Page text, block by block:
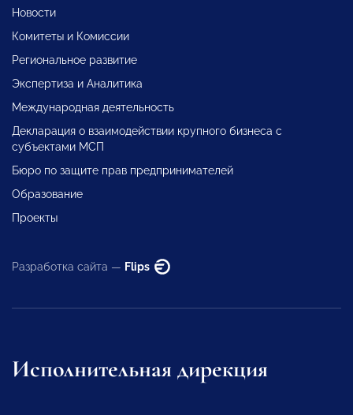
Новости
Комитеты и Комиссии
Региональное развитие
Экспертиза и Аналитика
Международная деятельность
Декларация о взаимодействии крупного бизнеса с
субъектами МСП
Бюро по защите прав предпринимателей
Образование
Проекты
Разработка сайта — Flips
Исполнительная дирекция